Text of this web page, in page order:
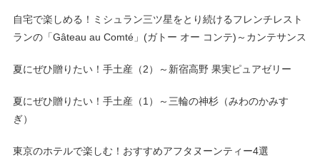
自宅で楽しめる！ミシュラン三ツ星をとり続けるフレンチレスト
ランの「Gâteau au Comté」(ガトー オー コンテ)～カンテサンス
夏にぜひ贈りたい！手土産（2）～新宿高野 果実ピュアゼリー
夏にぜひ贈りたい！手土産（1）～三輪の神杉（みわのかみす
ぎ）
東京のホテルで楽しむ！おすすめアフタヌーンティー4選